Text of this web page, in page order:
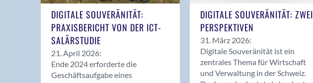
DIGITALE SOUVERÄNITÄT:
PRAXISBERICHT VON DER ICT-
SALÄRSTUDIE
21. April 2026:
Ende 2024 erforderte die
Geschäftsaufgabe eines
DIGITALE SOUVERÄNITÄT: ZWEI
PERSPEKTIVEN
31. März 2026:
Digitale Souveränität ist ein
zentrales Thema für Wirtschaft
und Verwaltung in der Schweiz.